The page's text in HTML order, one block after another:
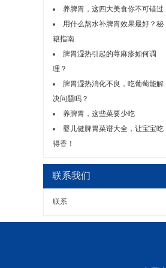
养脾胃，这四大美食你不可错过
用什么熬水补脾胃效果最好？秘
籍指南
脾胃湿热引起的荨麻疹如何调
理？
脾胃湿热消化不良，吃葡萄能解
决问题吗？
养脾胃，这些菜要少吃
婴儿健脾胃菜谱大全，让宝宝吃
得香！
联系我们
联系